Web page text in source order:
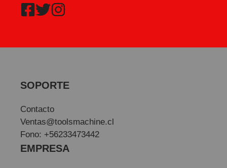
SOPORTE
Contacto
Ventas@toolsmachine.cl
Fono: +56233473442
EMPRESA